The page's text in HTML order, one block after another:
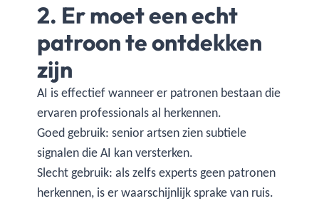
2. Er moet een echt
patroon te ontdekken
zijn
AI is effectief wanneer er patronen bestaan die
ervaren professionals al herkennen.
Goed gebruik: senior artsen zien subtiele
signalen die AI kan versterken.
Slecht gebruik: als zelfs experts geen patronen
herkennen, is er waarschijnlijk sprake van ruis.